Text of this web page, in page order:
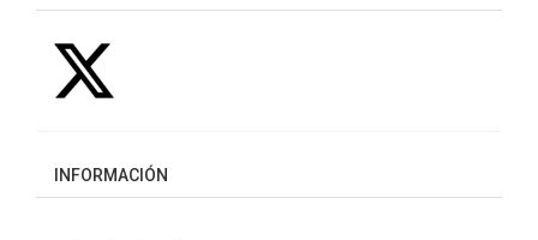
INFORMACIÓN